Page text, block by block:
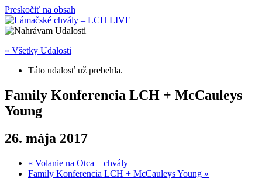
Preskočiť na obsah
« Všetky Udalosti
Táto udalosť už prebehla.
Family Konferencia LCH + McCauleys
Young
26. mája 2017
« Volanie na Otca – chvály
Family Konferencia LCH + McCauleys Young »